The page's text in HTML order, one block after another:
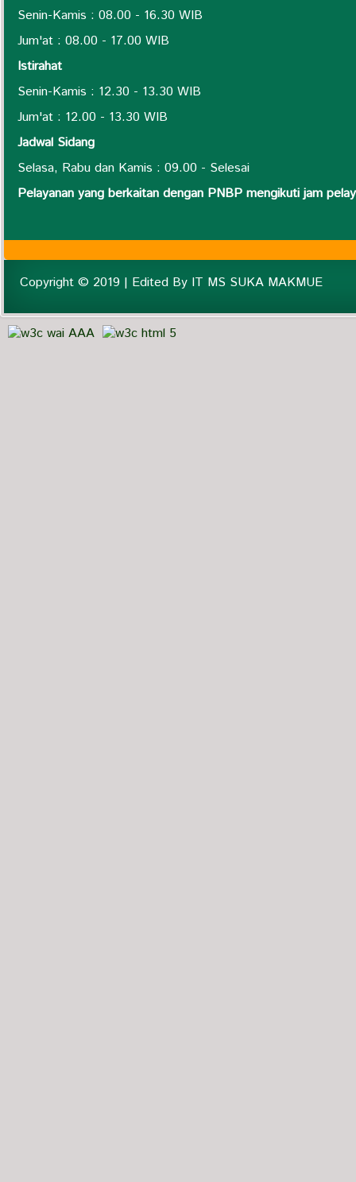
Senin-Kamis : 08.00 - 16.30 WIB
Jum'at : 08.00 - 17.00 WIB
Istirahat
Senin-Kamis : 12.30 - 13.30 WIB
Jum'at : 12.00 - 13.30 WIB
Jadwal Sidang
Selasa, Rabu dan Kamis : 09.00 - Selesai
Pelayanan yang berkaitan dengan PNBP mengikuti jam
Copyright © 2019 | Edited By IT MS SUKA MAKMUE